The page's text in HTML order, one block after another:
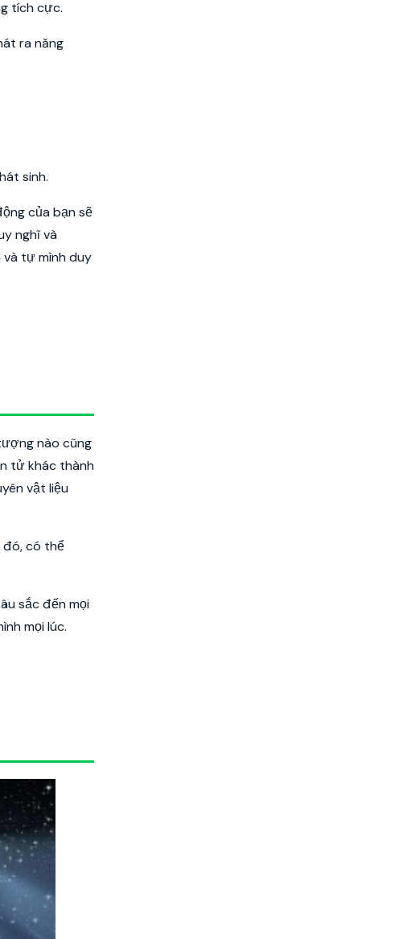
tích cực.
ra năng
sinh.
của bạn sẽ
nghĩ và
và tự mình duy
nào cũng
tử khác thành
vật liệu
đó, có thể
sắc đến mọi
mọi lúc.